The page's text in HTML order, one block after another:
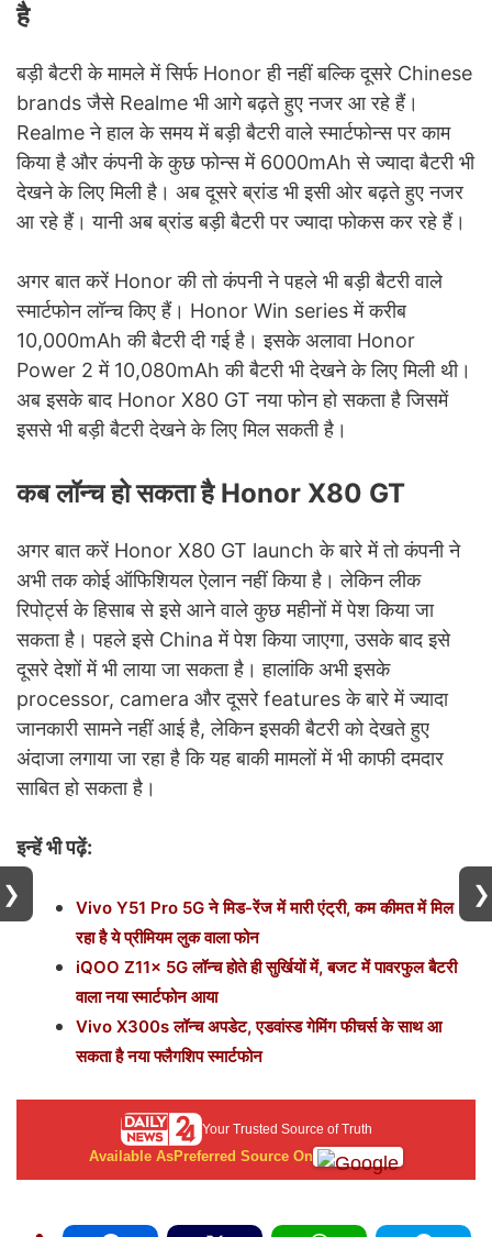
है
बड़ी बैटरी के मामले में सिर्फ Honor ही नहीं बल्कि दूसरे Chinese
brands जैसे Realme भी आगे बढ़ते हुए नजर आ रहे हैं।
Realme ने हाल के समय में बड़ी बैटरी वाले स्मार्टफोन्स पर काम
किया है और कंपनी के कुछ फोन्स में 6000mAh से ज्यादा बैटरी भी
देखने के लिए मिली है। अब दूसरे ब्रांड भी इसी ओर बढ़ते हुए नजर
आ रहे हैं। यानी अब ब्रांड बड़ी बैटरी पर ज्यादा फोकस कर रहे हैं।
अगर बात करें Honor की तो कंपनी ने पहले भी बड़ी बैटरी वाले
स्मार्टफोन लॉन्च किए हैं। Honor Win series में करीब
10,000mAh की बैटरी दी गई है। इसके अलावा Honor
Power 2 में 10,080mAh की बैटरी भी देखने के लिए मिली थी।
अब इसके बाद Honor X80 GT नया फोन हो सकता है जिसमें
इससे भी बड़ी बैटरी देखने के लिए मिल सकती है।
कब लॉन्च हो सकता है Honor X80 GT
अगर बात करें Honor X80 GT launch के बारे में तो कंपनी ने
अभी तक कोई ऑफिशियल ऐलान नहीं किया है। लेकिन लीक
रिपोर्ट्स के हिसाब से इसे आने वाले कुछ महीनों में पेश किया जा
सकता है। पहले इसे China में पेश किया जाएगा, उसके बाद इसे
दूसरे देशों में भी लाया जा सकता है। हालांकि अभी इसके
processor, camera और दूसरे features के बारे में ज्यादा
जानकारी सामने नहीं आई है, लेकिन इसकी बैटरी को देखते हुए
अंदाजा लगाया जा रहा है कि यह बाकी मामलों में भी काफीदमदार
साबित हो सकता है।
इन्हें भी पढ़ें:
Vivo Y51 Pro 5G ने मिड-रेंज में मारी एंट्री, कम कीमत में मिल
रहा है ये प्रीमियम लुक वाला फोन
iQOO Z11x 5G लॉन्च होते ही सुर्खियों में, बजट में पावरफुल बैटरी
वाला नया स्मार्टफोन आया
Vivo X300s लॉन्च अपडेट, एडवांस्ड गेमिंग फीचर्स के साथ आ
सकता है नया फ्लैगशिप स्मार्टफोन
Your Trusted Source of Truth
Available AsPreferred Source On
❯ ❯